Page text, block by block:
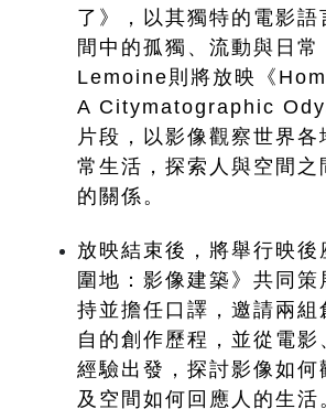
了》，以其獨特的電影語
間中的孤獨、流動與日
Lemoine則將放映《
A Citymatographic
片段，以影像觀察世界各
常生活，探索人與空間之
的關係。
放映結束後，將舉行映後
圍地：影像建築》共同策
持並擔任口譯，邀請兩組
自的創作歷程，並從電影
經驗出發，探討影像如何
及空間如何回應人的生活